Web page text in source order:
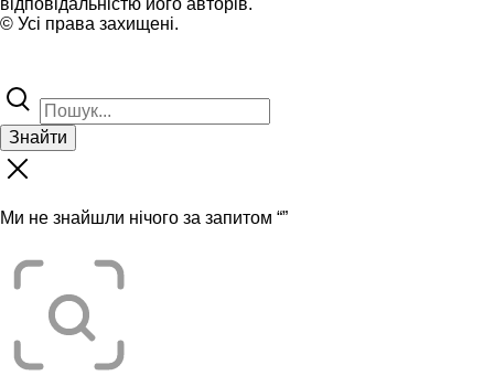
© Усі права захищені.
Знайти
Ми не знайшли нічого за запитом “”